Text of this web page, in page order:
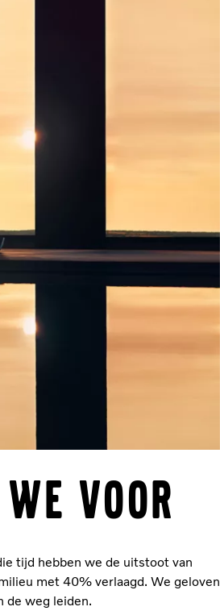
VOOR
tijd hebben we de uitstoot van
met 40% verlaagd. We geloven
de weg leiden.